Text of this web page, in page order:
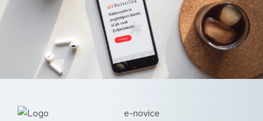
e-novice